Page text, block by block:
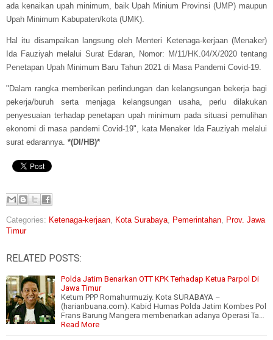
ada kenaikan upah minimum, baik Upah Minium Provinsi (UMP) maupun
Upah Minimum Kabupaten/kota (UMK).
Hal itu disampaikan langsung oleh Menteri Ketenaga-kerjaan (Menaker)
Ida Fauziyah melalui Surat Edaran, Nomor: M/11/HK.04/X/2020 tentang
Penetapan Upah Minimum Baru Tahun 2021 di Masa Pandemi Covid-19.
"Dalam rangka memberikan perlindungan dan kelangsungan bekerja bagi
pekerja/buruh serta menjaga kelangsungan usaha, perlu dilakukan
penyesuaian terhadap penetapan upah minimum pada situasi pemulihan
ekonomi di masa pandemi Covid-19", kata Menaker Ida Fauziyah melalui
surat edarannya. *(DI/HB)*
Categories: Ketenaga-kerjaan, Kota Surabaya, Pemerintahan, Prov. Jawa
Timur
RELATED POSTS:
Polda Jatim Benarkan OTT KPK Terhadap Ketua Parpol Di
Jawa Timur
Ketum PPP Romahurmuziy. Kota SURABAYA –
(harianbuana.com). Kabid Humas Polda Jatim Kombes Pol
Frans Barung Mangera membenarkan adanya Operasi Ta…
Read More